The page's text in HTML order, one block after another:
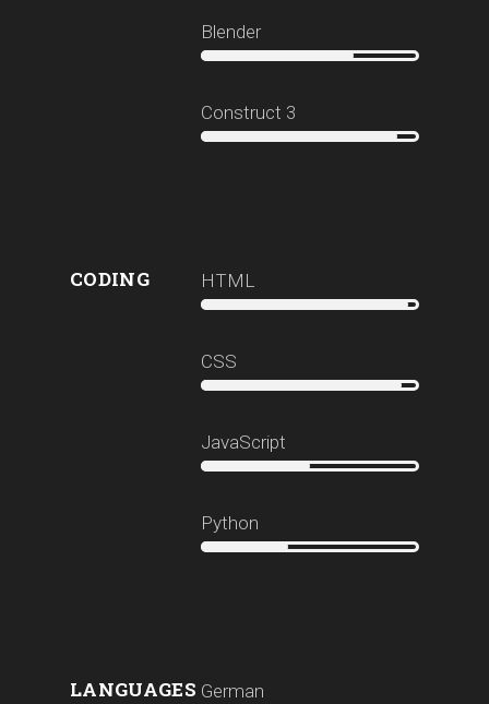
Blender
Construct 3
CODING HTML
CSS
JavaScript
Python
LANGUAGES German